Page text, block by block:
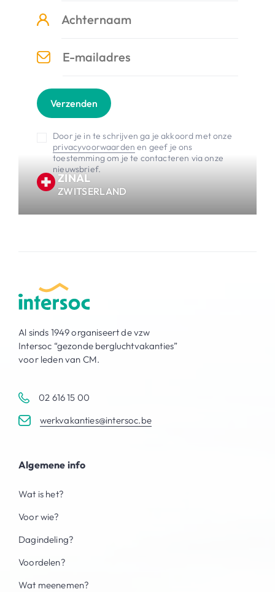
Verzenden
Door je in te schrijven ga je akkoord met onze
privacyvoorwaarden en geef je ons
toestemming om je te contacteren via onze
nieuwsbrief.
ZINAL
ZWITSERLAND
Al sinds 1949 organiseert de vzw
Intersoc “gezonde bergluchtvakanties”
voor leden van CM.
02 616 15 00
werkvakanties@intersoc.be
Algemene info
Wat is het?
Voor wie?
Dagindeling?
Voordelen?
Wat meenemen?